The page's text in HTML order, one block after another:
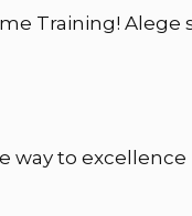
Training! Alege
way to excellence